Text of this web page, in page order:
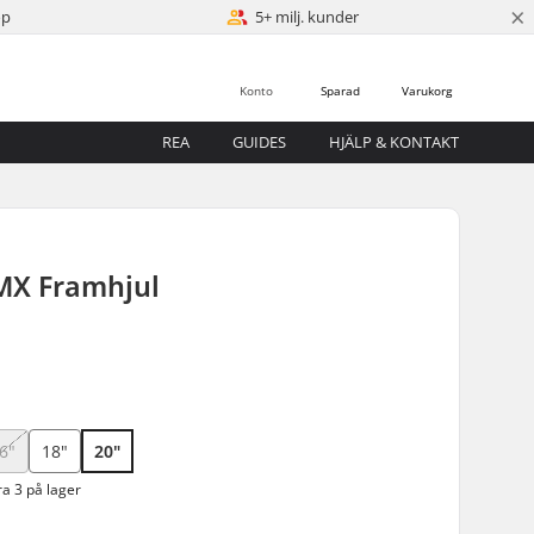
5+ milj. kunder ×
Varukorg
Sparad
Konto
REA GUIDES HJÄLP & KONTAKT
Framhjul
18" 20"
3 på lager